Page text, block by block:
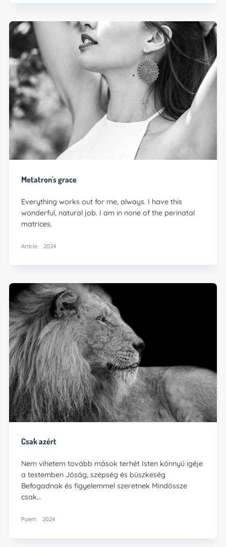
Metatron's grace
Everything works out for me, always. I have this
wonderful, natural job. I am in none of the perinatal
matrices.
Article 2024
Csak azért
Nem vihetem tovább mások terhét Isten könnyű igéje
a testemben Jóság, szépség és büszkeség
Befogadnak és figyelemmel szeretnek Mindössze
csak…
Poem 2024